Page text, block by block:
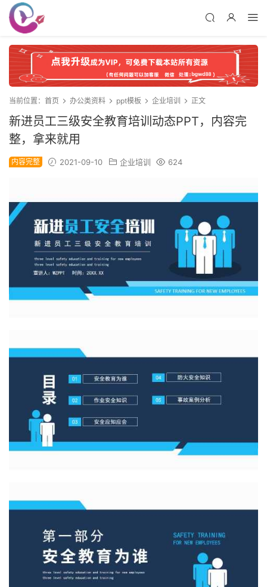
当前位置： 首页 办公类资料 ppt模板 企业培训 正文
新进员工三级安全教育培训动态PPT，内容完
整，拿来就用
内容完整 2021-09-10 企业培训 624